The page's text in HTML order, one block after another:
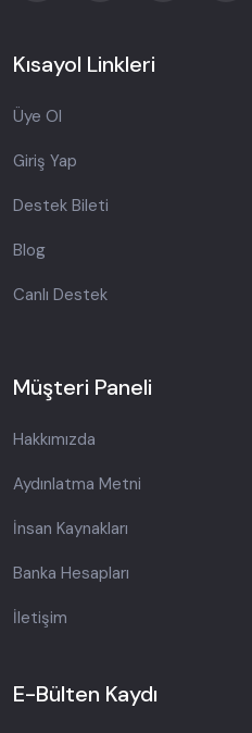
Kısayol Linkleri
Üye Ol
Giriş Yap
Destek Bileti
Blog
Canlı Destek
Müşteri Paneli
Hakkımızda
Aydınlatma Metni
İnsan Kaynakları
Banka Hesapları
İletişim
E-Bülten Kaydı